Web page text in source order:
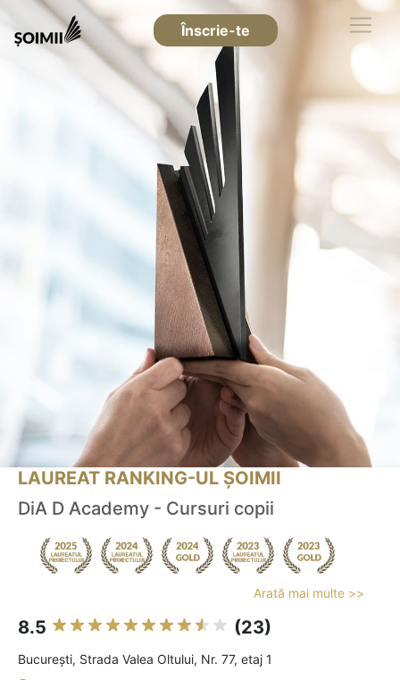
Înscrie-te
LAUREAT RANKING-UL ȘOIMII
DiA D Academy - Cursuri copii
Arată mai multe >>
8.5 (23)
Bucureşti, Strada Valea Oltului, Nr. 77, etaj 1